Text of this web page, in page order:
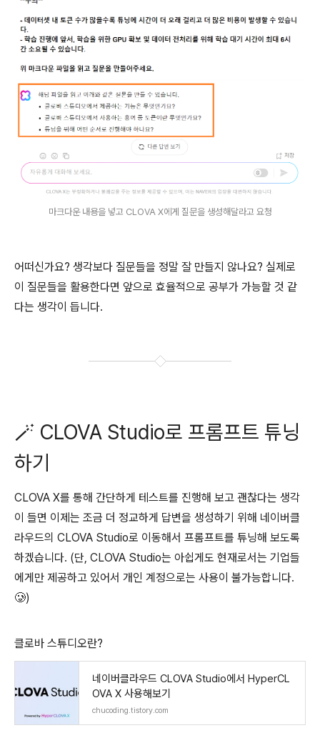
마크다운 내용을 넣고 CLOVA X에게 질문을 생성해달라고 요청
어떠신가요? 생각보다 질문들을 정말 잘 만들지 않나요? 실제로
이 질문들을 활용한다면 앞으로 효율적으로 공부가 가능할 것 같
다는 생각이 듭니다.
🪄 CLOVA Studio로 프롬프트 튜닝
하기
CLOVA X를 통해 간단하게 테스트를 진행해 보고 괜찮다는 생각
이 들면 이제는 조금 더 정교하게 답변을 생성하기 위해 네이버클
라우드의 CLOVA Studio로 이동해서 프롬프트를 튜닝해 보도록
하겠습니다. (단, CLOVA Studio는 아쉽게도 현재로서는 기업들
에게만 제공하고 있어서 개인 계정으로는 사용이 불가능합니다.
🥲)
클로바 스튜디오란?
네이버클라우드 CLOVA Studio에서 HyperCL
OVA X 사용해보기
chucoding.tistory.com